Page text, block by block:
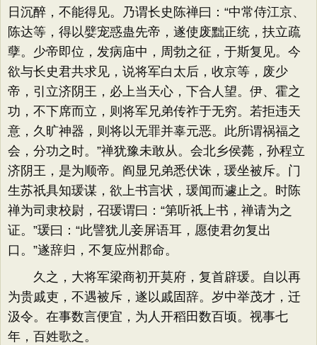
日沉醉，不能得见。乃谓长史陈禅曰：“中常侍江京、
陈达等，得以嬖宠惑蛊先帝，遂使废黜正统，扶立疏
孽。少帝即位，发病庙中，周勃之征，于斯复见。今
欲与长史君共求见，说将军白太后，收京等，废少
帝，引立济阴王，必上当天心，下合人望。伊、霍之
功，不下席而立，则将军兄弟传祚于无穷。若拒违天
意，久旷神器，则将以无罪并辜元恶。此所谓祸福之
会，分功之时。”禅犹豫未敢从。会北乡侯薨，孙程立
济阴王，是为顺帝。阎显兄弟悉伏诛，瑗坐被斥。门
生苏祇具知瑗谋，欲上书言状，瑗闻而遽止之。时陈
禅为司隶校尉，召瑗谓曰：“第听祇上书，禅请为之
证。”瑗曰：“此譬犹儿妾屏语耳，愿使君勿复出
口。”遂辞归，不复应州郡命。
久之，大将军梁商初开莫府，复首辟瑗。自以再
为贵戚吏，不遇被斥，遂以戚固辞。岁中举茂才，迁
汲令。在事数言便宜，为人开稻田数百顷。视事七
年，百姓歌之。